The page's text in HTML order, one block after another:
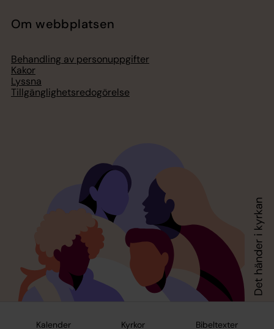
Kalender Kyrkor Bibeltexter
Om webbplatsen
Behandling av personuppgifter
Kakor
Lyssna
Tillgänglighetsredogörelse